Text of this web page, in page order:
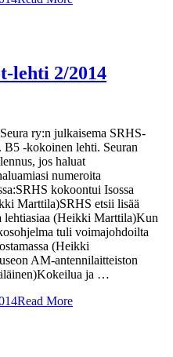
lehti 2/2014
ry:n julkaisema SRHS-
B5 -kokoinen lehti. Seuran
jos haluat
numeroita
kokoontui Isossa
Marttila)SRHS etsii lisää
(Heikki Marttila)Kun
tuli voimajohdoilta
(Heikki
AM-antennilaitteiston
ja …
Read More